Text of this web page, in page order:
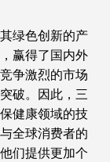
绿色创新的产
赢得了国内外
争激烈的市场
破。因此，三
健康领域的技
全球消费者的
们提供更加个